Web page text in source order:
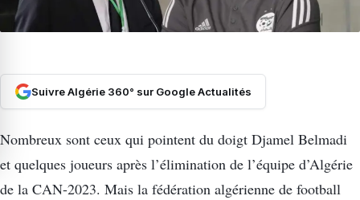
Suivre Algérie 360° sur Google Actualités
Nombreux sont ceux qui pointent du doigt Djamel Belmadi
et quelques joueurs après l’élimination de l’équipe d’Algérie
de la CAN-2023. Mais la fédération algérienne de football